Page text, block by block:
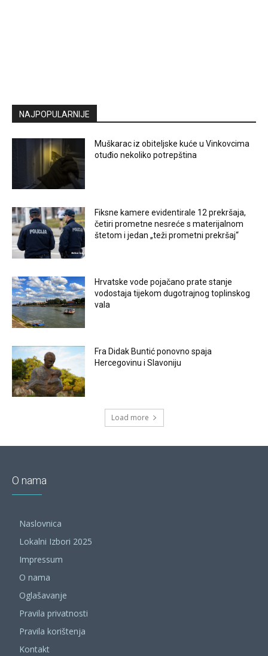
NAJPOPULARNIJE
Muškarac iz obiteljske kuće u Vinkovcima
otuđio nekoliko potrepština
Fiksne kamere evidentirale 12 prekršaja,
četiri prometne nesreće s materijalnom
štetom i jedan „teži prometni prekršaj“
Hrvatske vode pojačano prate stanje
vodostaja tijekom dugotrajnog toplinskog
vala
Fra Didak Buntić ponovno spaja
Hercegovinu i Slavoniju
Load more
O nama
Naslovnica
Lokalni Izbori 2025
Impressum
O nama
Oglašavanje
Pravila privatnosti
Pravila korištenja
Kontakt